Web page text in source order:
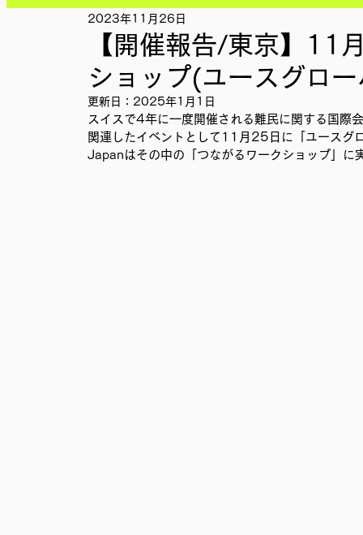
Ethical＆Sustainably
IMPACT Japan studytour YouthCan
かなさうちなー セルフケアプロジェクト 教材開
【開催報告/東京】11
ショップ(ユースグロ
2023年11月26日
更新日： 2025年1月1日
スイスで4年に一度開催される難民に関する国際
関連したイベントとして11月25日に「ユースグ
Japanはその中の「つながるワークショップ」に